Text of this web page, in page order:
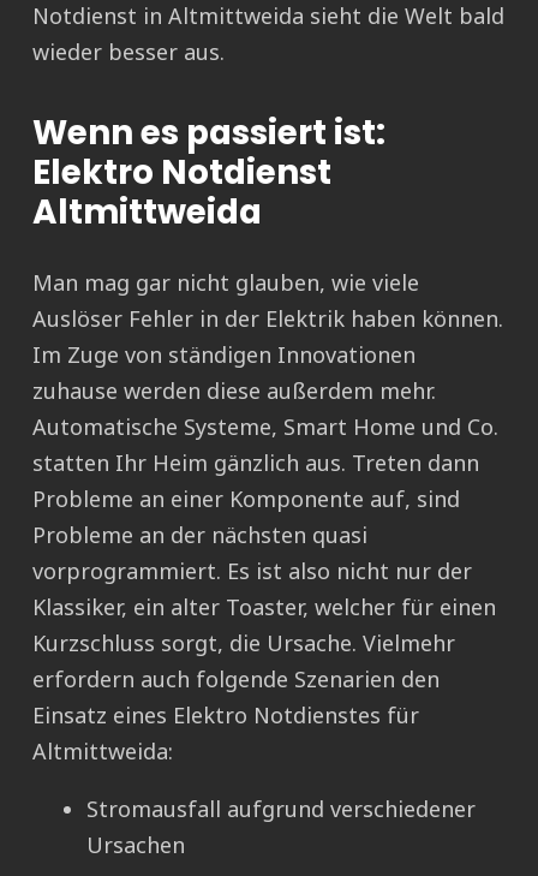
Notdienst in Altmittweida sieht die Welt bald
wieder besser aus.
Wenn es passiert ist:
Elektro Notdienst
Altmittweida
Man mag gar nicht glauben, wie viele
Auslöser Fehler in der Elektrik haben können.
Im Zuge von ständigen Innovationen
zuhause werden diese außerdem mehr.
Automatische Systeme, Smart Home und Co.
statten Ihr Heim gänzlich aus. Treten dann
Probleme an einer Komponente auf, sind
Probleme an der nächsten quasi
vorprogrammiert. Es ist also nicht nur der
Klassiker, ein alter Toaster, welcher für einen
Kurzschluss sorgt, die Ursache. Vielmehr
erfordern auch folgende Szenarien den
Einsatz eines Elektro Notdienstes für
Altmittweida:
Stromausfall aufgrund verschiedener
Ursachen